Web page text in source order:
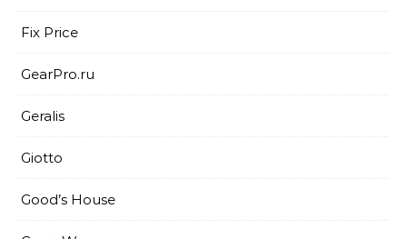
Fix Price
GearPro.ru
Geralis
Giotto
Good’s House